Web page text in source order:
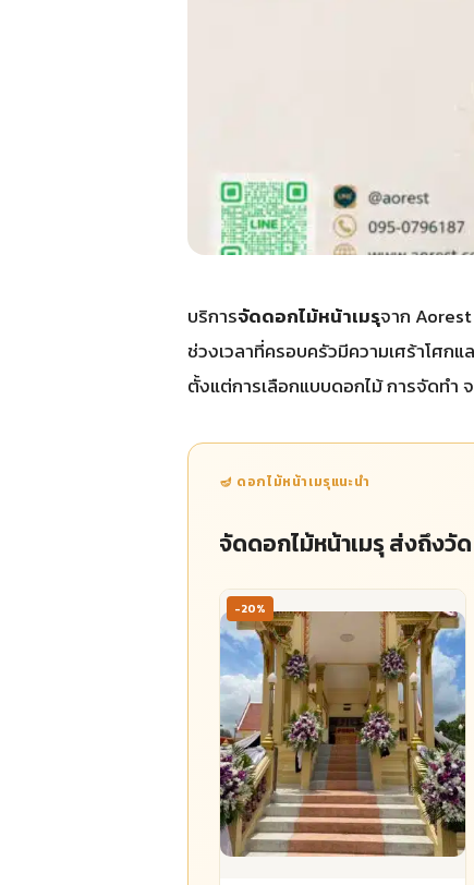
บริการจัดดอกไม้หน้าเมรุจาก
ช่วงเวลาที่ครอบครัวมีความเศร้าโศ
ตั้งแต่การเลือกแบบดอกไม้ การจัดท
🪔 ดอกไม้หน้าเมรุแนะนำ
จัดดอกไม้หน้าเมรุ ส่งถึงวัด
-20%